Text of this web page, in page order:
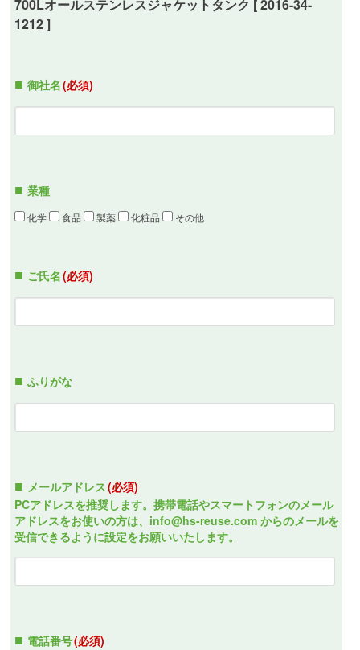
700Lオールステンレスジャケットタンク [ 2016-34-
1212 ]
御社名(必須)
業種
化学 食品 製薬 化粧品 その他
ご氏名(必須)
ふりがな
メールアドレス(必須)
PCアドレスを推奨します。携帯電話やスマートフォンのメール
アドレスをお使いの方は、info@hs-reuse.com からのメールを
受信できるように設定をお願いいたします。
電話番号(必須)